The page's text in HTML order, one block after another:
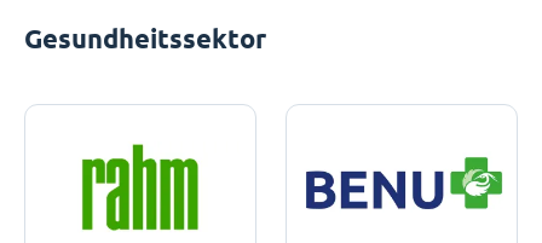
Gesundheitssektor